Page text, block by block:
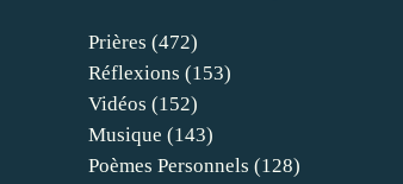
Prières (472)
Réflexions (153)
Vidéos (152)
Musique (143)
Poèmes Personnels (128)